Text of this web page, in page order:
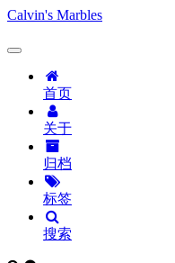
Calvin's Marbles
首页
关于
归档
标签
搜索